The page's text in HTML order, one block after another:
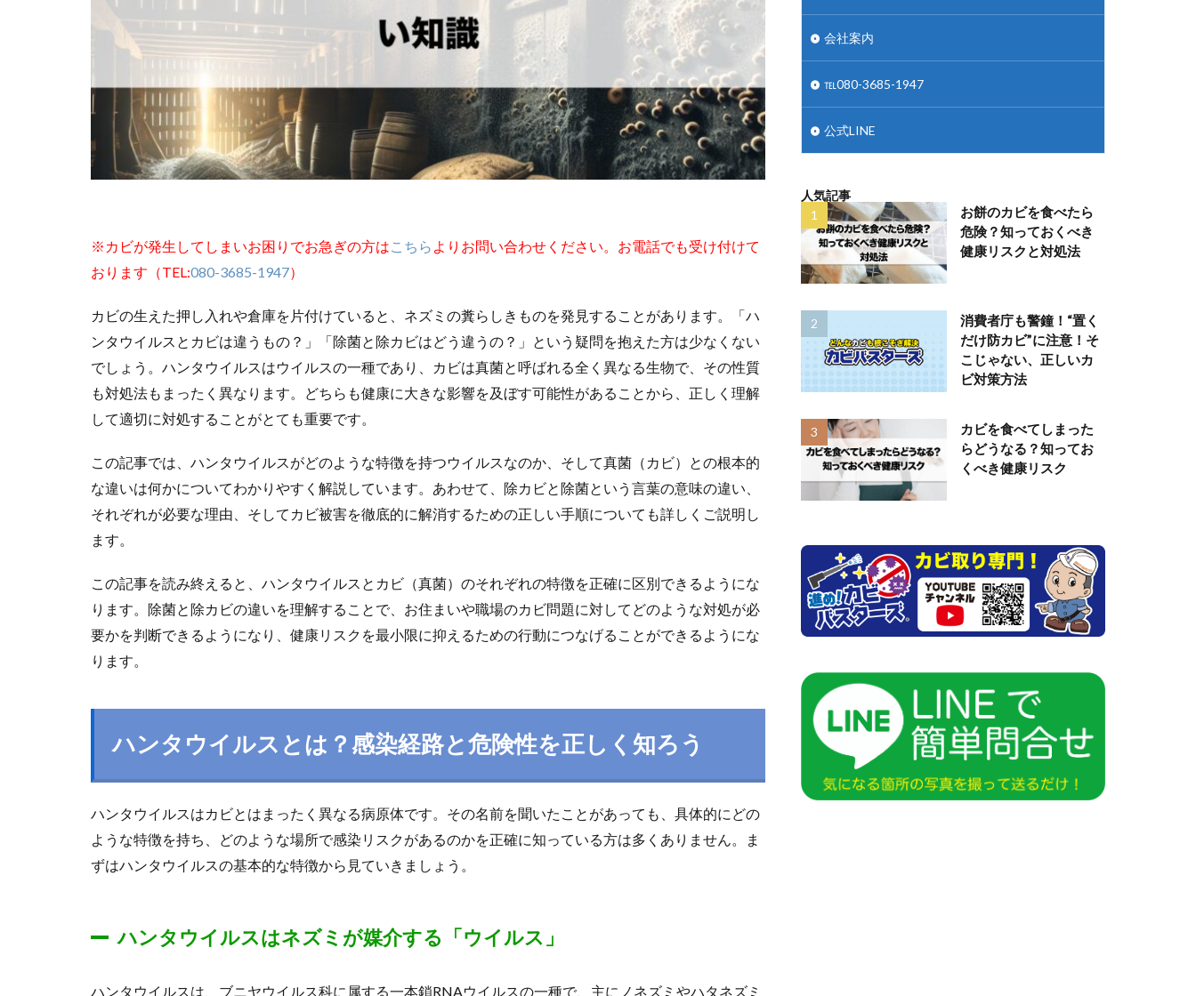
※カビが発生してしまいお困りでお急ぎの方はこちら よりお問い合わせください。お電話でも受け付けて
おります（TEL:080-3685-1947）
カビの生えた押し入れや倉庫を片付けていると、ネズミの糞らしきものを発見することがあります。「ハ
ンタウイルスとカビは違うもの？」「除菌と除カビはどう違うの？」という疑問を抱えた方は少なくない
でしょう。ハンタウイルスはウイルスの一種であり、カビは真菌と呼ばれる全く異なる生物で、その性質
も対処法もまったく異なります。どちらも健康に大きな影響を及ぼす可能性があることから、正しく理解
して適切に対処することがとても重要です。
この記事では、ハンタウイルスがどのような特徴を持つウイルスなのか、そして真菌（カビ）との根本的
な違いは何かについてわかりやすく解説しています。あわせて、除カビと除菌という言葉の意味の違い、
それぞれが必要な理由、そしてカビ被害を徹底的に解消するための正しい手順についても詳しくご説明し
ます。
この記事を読み終えると、ハンタウイルスとカビ（真菌）のそれぞれの特徴を正確に区別できるようにな
ります。除菌と除カビの違いを理解することで、お住まいや職場のカビ問題に対してどのような対処が必
要かを判断できるようになり、健康リスクを最小限に抑えるための行動につなげることができるようにな
ります。
ハンタウイルスとは？感染経路と危険性を正しく知ろう
ハンタウイルスはカビとはまったく異なる病原体です。その名前を聞いたことがあっても、具体的にどの
ような特徴を持ち、どのような場所で感染リスクがあるのかを正確に知っている方は多くありません。ま
ずはハンタウイルスの基本的な特徴から見ていきましょう。
ハンタウイルスはネズミが媒介する「ウイルス」
ハンタウイルスは、ブニヤウイルス科に属する一本鎖RNAウイルスの一種で、主にノネズミやハタネズミ
会社案内
℡080-3685-1947
公式LINE
人気記事
お餅のカビを食べたら
危険？知っておくべき
健康リスクと対処法
消費者庁も警鐘！“置く
だけ防カビ”に注意！そ
こじゃない、正しいカ
ビ対策方法
カビを食べてしまった
らどうなる？知ってお
くべき健康リスク